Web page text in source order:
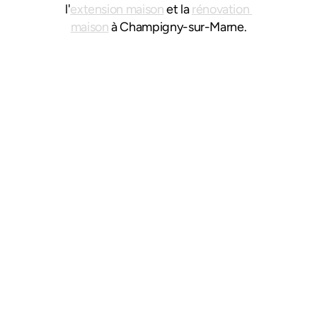
l'extension maison et la rénovation
maison à Champigny-sur-Marne.